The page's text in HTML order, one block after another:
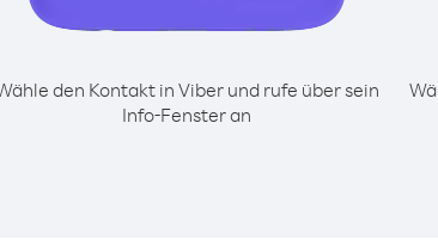
den Kontakt in Viber und rufe über sein
Info-Fenster an